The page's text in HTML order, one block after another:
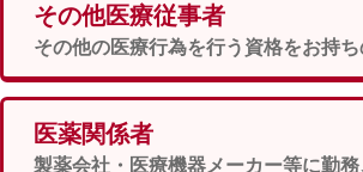
その他医療従事者
その他の医療行為を行う資格をお持
医薬関係者
製薬会社・医療機器メーカー等に勤
女性
次へ